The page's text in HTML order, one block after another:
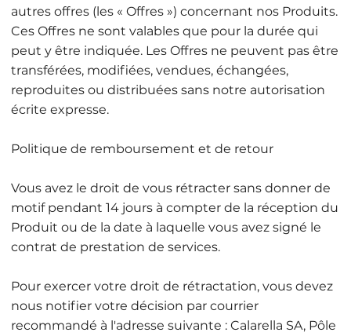
autres offres (les « Offres ») concernant nos Produits.
Ces Offres ne sont valables que pour la durée qui
peut y être indiquée. Les Offres ne peuvent pas être
transférées, modifiées, vendues, échangées,
reproduites ou distribuées sans notre autorisation
écrite expresse.
Politique de remboursement et de retour
Vous avez le droit de vous rétracter sans donner de
motif pendant 14 jours à compter de la réception du
Produit ou de la date à laquelle vous avez signé le
contrat de prestation de services.
Pour exercer votre droit de rétractation, vous devez
nous notifier votre décision par courrier
recommandé à l'adresse suivante : Calarella SA, Pôle